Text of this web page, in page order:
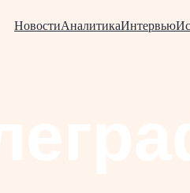
НовостиАналитикаИнтервью